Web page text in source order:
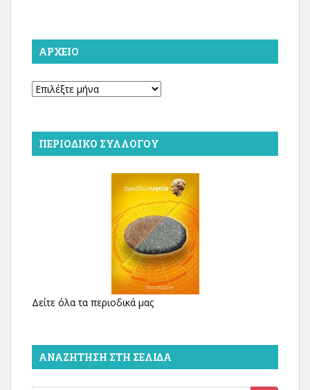
ΑΡΧΕΊΟ
Αρχείο
ΠΕΡΙΟΔΙΚΌ ΣΥΛΛΌΓΟΥ
Δείτε όλα τα περιοδικά μας
ΑΝΑΖΉΤΗΣΗ ΣΤΗ ΣΕΛΊΔΑ